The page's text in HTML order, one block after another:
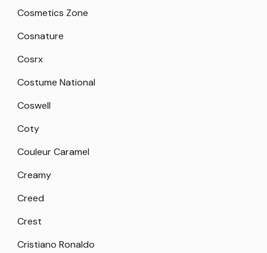
Cosmetics Zone
Cosnature
Cosrx
Costume National
Coswell
Coty
Couleur Caramel
Creamy
Creed
Crest
Cristiano Ronaldo